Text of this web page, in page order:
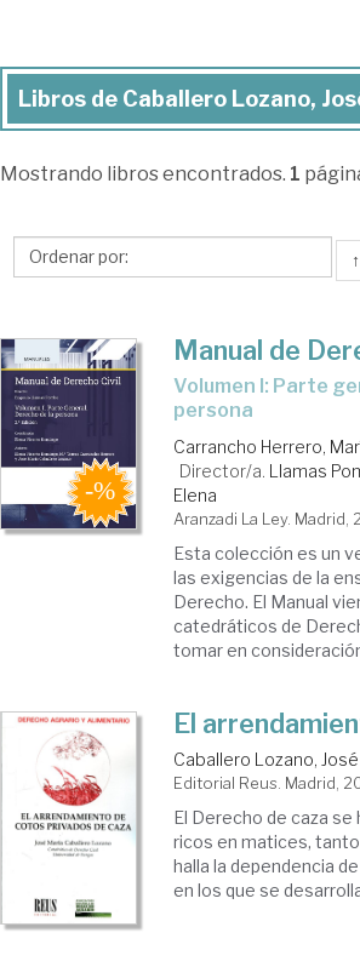
Libros
Caballero
José
Libros de Caballero Lozano,
Mostrando libros encontrados. 1
↑
Manual de
Volumen I: Parte general de Derecho civil. Derecho de la
persona
Carrancho Herrero,
Director/a. Llamas
Elena
Aranzadi La Ley. Madrid,
Esta colección es un
las exigencias de la
Derecho. El Manual
catedráticos de
tomar en
El
Caballero Lozano,
Editorial Reus. Madrid,
El Derecho de caza
ricos en matices,
halla la dependencia
en los que se